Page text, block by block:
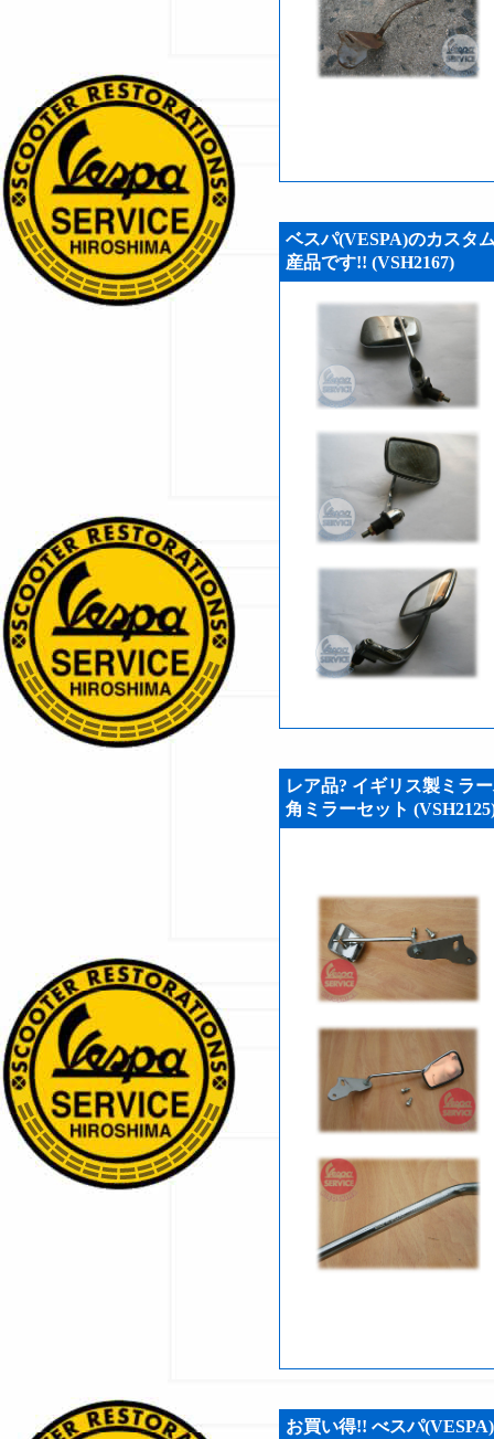
ベスパ(VESPA)のカスタ
産品です!! (VSH2167)
レア品? イギリス製ミラ
角ミラーセット
お買い得!! べスパ